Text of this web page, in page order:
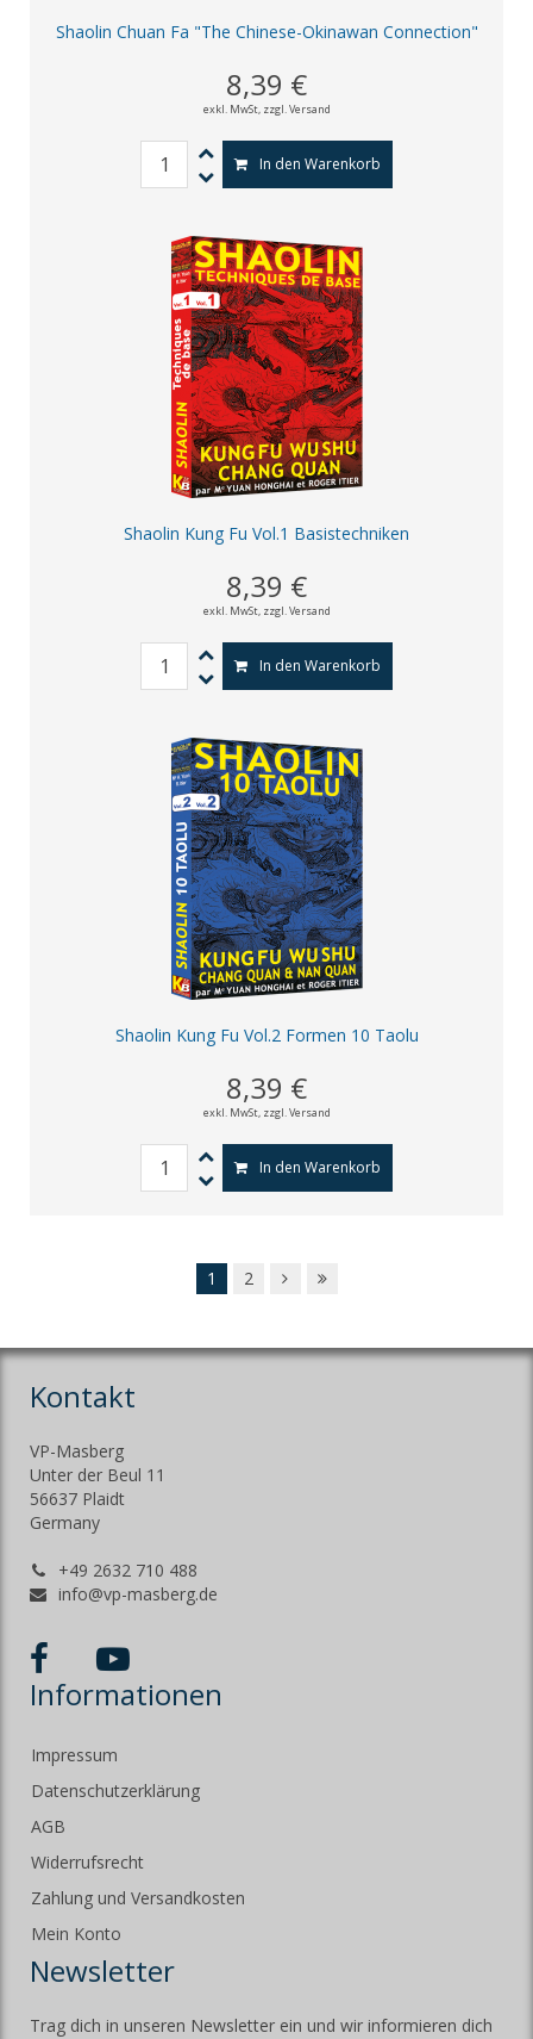
Shaolin Chuan Fa "The Chinese-Okinawan Connection"
8,39 €
exkl. MwSt, zzgl. Versand
In den Warenkorb
Shaolin Kung Fu Vol.1 Basistechniken
8,39 €
exkl. MwSt, zzgl. Versand
In den Warenkorb
Shaolin Kung Fu Vol.2 Formen 10 Taolu
8,39 €
exkl. MwSt, zzgl. Versand
In den Warenkorb
1 2
Kontakt
VP-Masberg
Unter der Beul 11
56637 Plaidt
Germany
+49 2632 710 488
info@vp-masberg.de
Informationen
Impressum
Datenschutzerklärung
AGB
Widerrufsrecht
Zahlung und Versandkosten
Mein Konto
Newsletter
Trag dich in unseren Newsletter ein und wir informieren dich